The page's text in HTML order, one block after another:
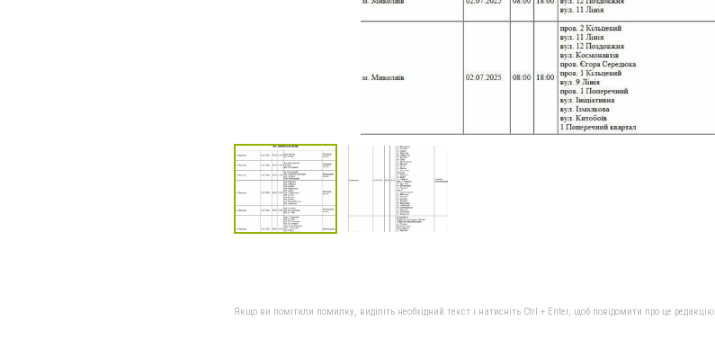
Якщо ви помітили помилку, виділіть необхідний текст і натисніть Ctrl + Enter, щоб повідомити про це редакцію